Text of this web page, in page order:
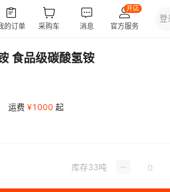
食品级碳酸氢铵
运费 ¥1000 起
库存33吨